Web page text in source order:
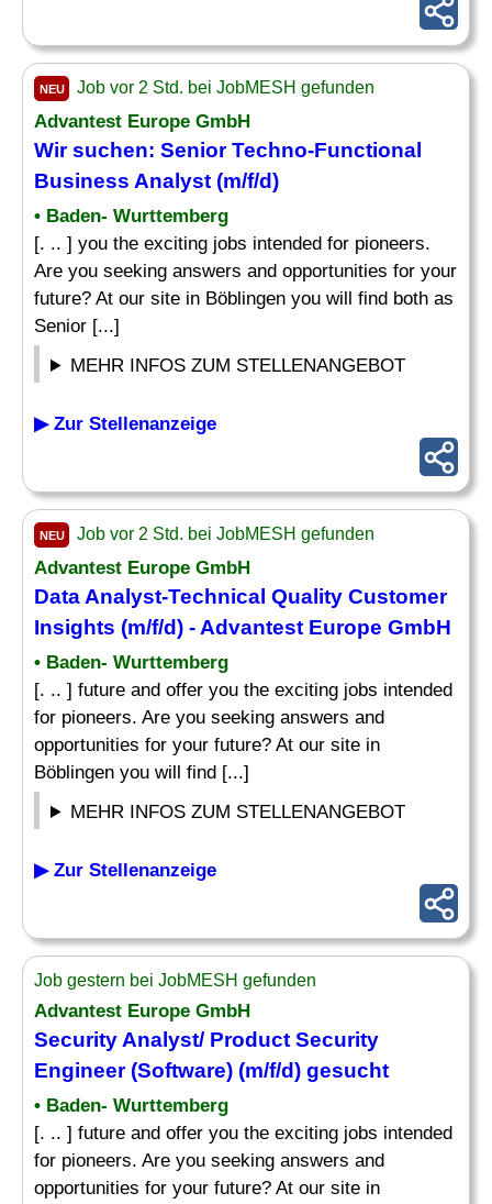
NEU Job vor 2 Std. bei JobMESH gefunden
Advantest Europe GmbH
Wir suchen: Senior Techno-Functional
Business Analyst (m/f/d)
• Baden- Wurttemberg
[. .. ] you the exciting jobs intended for pioneers.
Are you seeking answers and opportunities for your
future? At our site in Böblingen you will find both as
Senior [...]
MEHR INFOS ZUM STELLENANGEBOT
▶ Zur Stellenanzeige
NEU Job vor 2 Std. bei JobMESH gefunden
Advantest Europe GmbH
Data Analyst-Technical Quality Customer
Insights (m/f/d) - Advantest Europe GmbH
• Baden- Wurttemberg
[. .. ] future and offer you the exciting jobs intended
for pioneers. Are you seeking answers and
opportunities for your future? At our site in
Böblingen you will find [...]
MEHR INFOS ZUM STELLENANGEBOT
▶ Zur Stellenanzeige
Job gestern bei JobMESH gefunden
Advantest Europe GmbH
Security Analyst/ Product Security
Engineer (Software) (m/f/d) gesucht
• Baden- Wurttemberg
[. .. ] future and offer you the exciting jobs intended
for pioneers. Are you seeking answers and
opportunities for your future? At our site in